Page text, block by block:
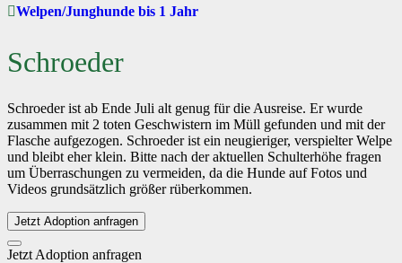
Welpen/Junghunde bis 1 Jahr
Schroeder
Schroeder ist ab Ende Juli alt genug für die Ausreise. Er wurde
zusammen mit 2 toten Geschwistern im Müll gefunden und mit der
Flasche aufgezogen. Schroeder ist ein neugieriger, verspielter Welpe
und bleibt eher klein. Bitte nach der aktuellen Schulterhöhe fragen
um Überraschungen zu vermeiden, da die Hunde auf Fotos und
Videos grundsätzlich größer rüberkommen.
Jetzt Adoption anfragen
Jetzt Adoption anfragen